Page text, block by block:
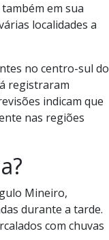
em sua
localidades a
no centro-sul do
registraram
indicam que
nas regiões
Mineiro,
durante a tarde.
com chuvas